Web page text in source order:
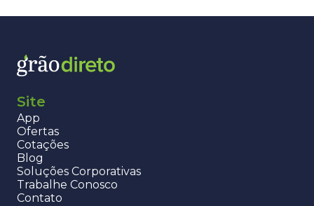
Site
App
Ofertas
Cotações
Blog
Soluções Corporativas
Trabalhe Conosco
Contato